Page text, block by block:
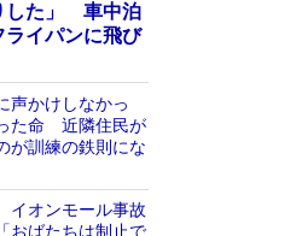
した」 車中泊
イパンに飛び
声かけしなかっ
た命 近隣住民が
が訓練の鉄則にな
イオンモール事故
おばたちは制止で